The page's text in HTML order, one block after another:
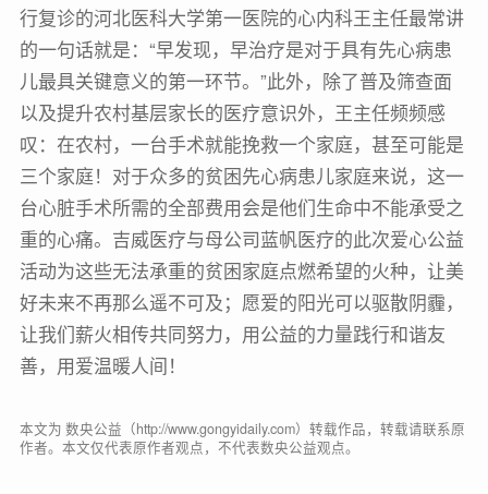
行复诊的河北医科大学第一医院的心内科王主任最常讲
的一句话就是：“早发现，早治疗是对于具有先心病患
儿最具关键意义的第一环节。”此外，除了普及筛查面
以及提升农村基层家长的医疗意识外，王主任频频感
叹：在农村，一台手术就能挽救一个家庭，甚至可能是
三个家庭！对于众多的贫困先心病患儿家庭来说，这一
台心脏手术所需的全部费用会是他们生命中不能承受之
重的心痛。吉威医疗与母公司蓝帆医疗的此次爱心公益
活动为这些无法承重的贫困家庭点燃希望的火种，让美
好未来不再那么遥不可及；愿爱的阳光可以驱散阴霾，
让我们薪火相传共同努力，用公益的力量践行和谐友
善，用爱温暖人间！
本文为 数央公益（http://www.gongyidaily.com）转载作品，转载请联系原
作者。本文仅代表原作者观点，不代表数央公益观点。